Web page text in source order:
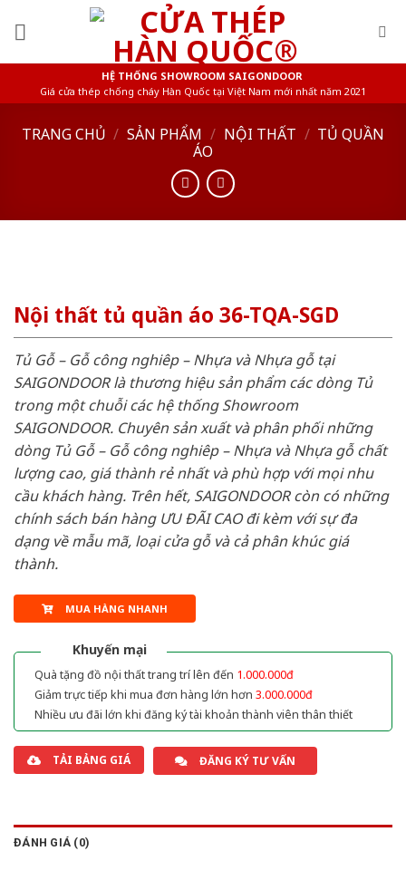
HỆ THỐNG SHOWROOM SAIGONDOOR
Giá cửa thép chống cháy Hàn Quốc tại Việt Nam mới nhất năm 2021
TRANG CHỦ / SẢN PHẨM / NỘI THẤT / TỦ QUẦN
ÁO
Nội thất tủ quần áo 36-TQA-SGD
Tủ Gỗ – Gỗ công nghiêp – Nhựa và Nhựa gỗ tại
SAIGONDOOR là thương hiệu sản phẩm các dòng Tủ
trong một chuỗi các hệ thống Showroom
SAIGONDOOR. Chuyên sản xuất và phân phối những
dòng Tủ Gỗ – Gỗ công nghiêp – Nhựa và Nhựa gỗ chất
lượng cao, giá thành rẻ nhất và phù hợp với mọi nhu
cầu khách hàng. Trên hết, SAIGONDOOR còn có những
chính sách bán hàng ƯU ĐÃI CAO đi kèm với sự đa
dạng về mẫu mã, loại cửa gỗ và cả phân khúc giá
thành.
MUA HÀNG NHANH
Khuyến mại
Quà tặng đồ nội thất trang trí lên đến 1.000.000đ
Giảm trực tiếp khi mua đơn hàng lớn hơn 3.000.000đ
Nhiều ưu đãi lớn khi đăng ký tài khoản thành viên thân thiết
TẢI BẢNG GIÁ ĐĂNG KÝ TƯ VẤN
ĐÁNH GIÁ (0)